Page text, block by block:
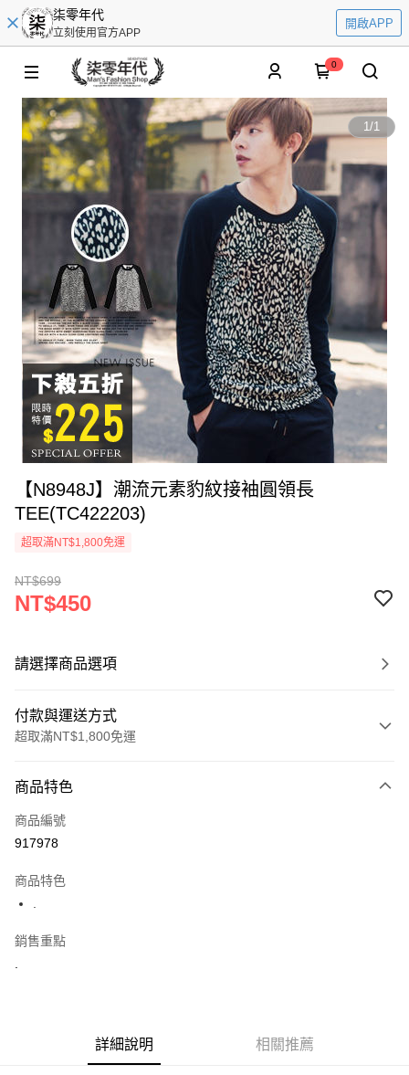
柒零年代
立刻使用官方APP
開啟APP
0
1/1
【N8948J】潮流元素豹紋接袖圓領長
TEE(TC422203)
超取滿NT$1,800免運
NT$699
NT$450
請選擇商品選項
付款與運送方式
超取滿NT$1,800免運
信用卡一次付款
超商取貨付款
街口支付
悠遊付
AFTEE先享後付
商品特色
商品編號
917978
商品特色
銷售重點
詳細說明 相關推薦